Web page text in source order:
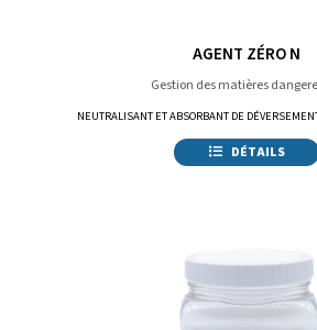
AGENT ZÉRO N
Gestion des matières
NEUTRALISANT ET ABSORBANT DE
DÉTAILS